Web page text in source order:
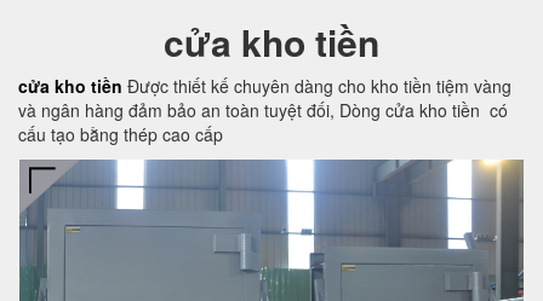
cửa kho tiền
cửa kho tiền Được thiết kế chuyên dàng cho kho tiền tiệm vàng
và ngân hàng đảm bảo an toàn tuyệt đối, Dòng cửa kho tiền có
cấu tạo bằng thép cao cấp